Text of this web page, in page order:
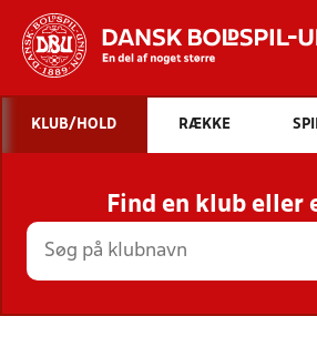
STILLINGER, RESULTATER,
HOLD
KLUB/HOLD RÆKKE
Find en klub eller